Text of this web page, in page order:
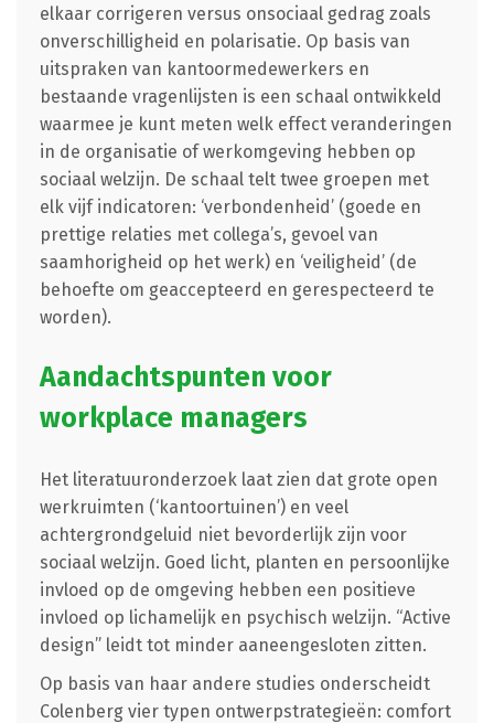
elkaar corrigeren versus onsociaal gedrag zoals
onverschilligheid en polarisatie. Op basis van
uitspraken van kantoormedewerkers en
bestaande vragenlijsten is een schaal ontwikkeld
waarmee je kunt meten welk effect veranderingen
in de organisatie of werkomgeving hebben op
sociaal welzijn. De schaal telt twee groepen met
elk vijf indicatoren: ‘verbondenheid’ (goede en
prettige relaties met collega’s, gevoel van
saamhorigheid op het werk) en ‘veiligheid’ (de
behoefte om geaccepteerd en gerespecteerd te
worden).
Aandachtspunten voor
workplace managers
Het literatuuronderzoek laat zien dat grote open
werkruimten (‘kantoortuinen’) en veel
achtergrondgeluid niet bevorderlijk zijn voor
sociaal welzijn. Goed licht, planten en persoonlijke
invloed op de omgeving hebben een positieve
invloed op lichamelijk en psychisch welzijn. “Active
design” leidt tot minder aaneengesloten zitten.
Op basis van haar andere studies onderscheidt
Colenberg vier typen ontwerpstrategieën: comfort